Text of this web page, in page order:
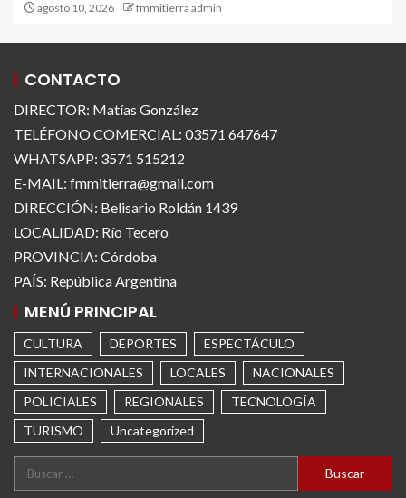
agosto 10, 2026 fmmitierra admin
CONTACTO
DIRECTOR: Matías González
TELÉFONO COMERCIAL: 03571 647647
WHATSAPP: 3571 515212
E-MAIL: fmmitierra@gmail.com
DIRECCIÓN: Belisario Roldán 1439
LOCALIDAD: Río Tecero
PROVINCIA: Córdoba
PAÍS: República Argentina
MENÚ PRINCIPAL
CULTURA DEPORTES
ESPECTÁCULO
INTERNACIONALES
LOCALES
NACIONALES
POLICIALES
REGIONALES
TECNOLOGÍA
TURISMO
Uncategorized